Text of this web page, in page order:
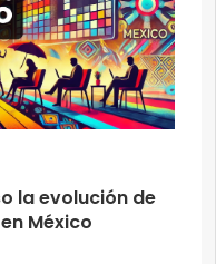
la evolución de
México